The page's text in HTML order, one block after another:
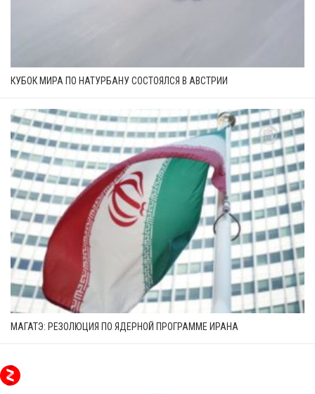
КУБОК МИРА ПО НАТУРБАНУ СОСТОЯЛСЯ В АВСТРИИ
МАГАТЭ: РЕЗОЛЮЦИЯ ПО ЯДЕРНОЙ ПРОГРАММЕ ИРАНА